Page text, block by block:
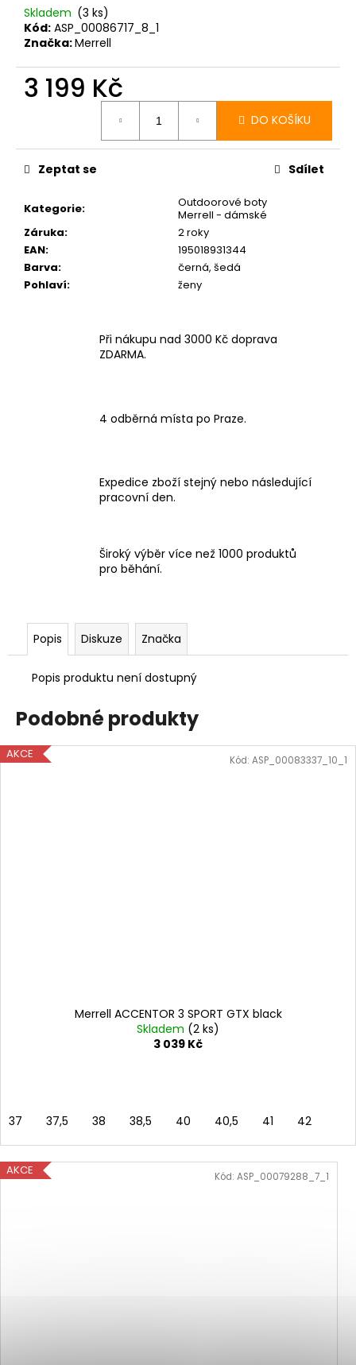
Skladem (3 ks)
Kód: ASP_00086717_8_1
Značka:Merrell
3 199 Kč
DO KOŠÍKU
Kategorie:
Outdoorové boty
Merrell - dámské
Záruka:
2 roky
EAN:
195018931344
Barva:
černá, šedá
Pohlaví: ženy
Zeptat se Sdílet
Při nákupu nad 3000 Kč doprava
ZDARMA.
4 odběrná místa po Praze.
Expedice zboží stejný nebo následující
pracovní den.
Široký výběr více než 1000 produktů
pro běhání.
Popis Diskuze Značka
Popis produktu není dostupný
Podobné produkty
AKCE
Merrell ACCENTOR 3 SPORT GTX black
Skladem (2 ks)
3 039 Kč
37 37,5 38 38,5 40 40,5 41 42
Kód: ASP_00083337_10_1
AKCE Kód: ASP_00079288_7_1